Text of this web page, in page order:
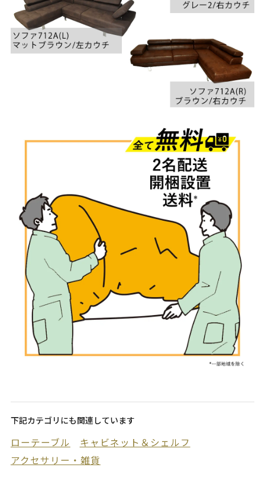
下記カテゴリにも関連しています
ローテーブル
キャビネット＆シェルフ
アクセサリー・雑貨